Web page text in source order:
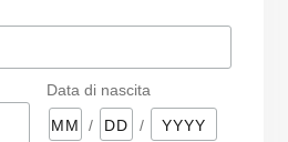
Data di nascita
/
/